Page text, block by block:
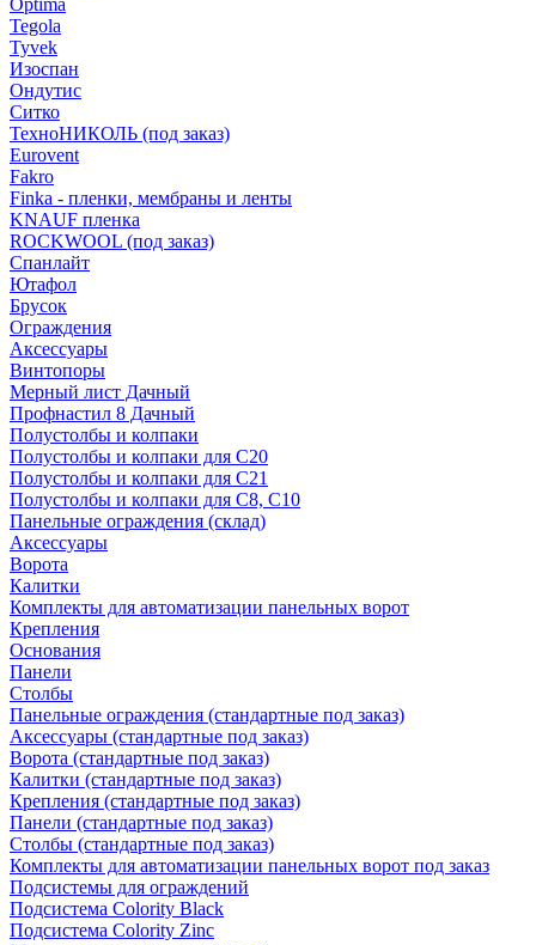
Optima
Tegola
Tyvek
Изоспан
Ондутис
Ситко
ТехноНИКОЛЬ (под заказ)
Eurovent
Fakro
Finka - пленки, мембраны и ленты
KNAUF пленка
ROCKWOOL (под заказ)
Спанлайт
Ютафол
Брусок
Ограждения
Аксессуары
Винтопоры
Мерный лист Дачный
Профнастил 8 Дачный
Полустолбы и колпаки
Полустолбы и колпаки для С20
Полустолбы и колпаки для С21
Полустолбы и колпаки для С8, С10
Панельные ограждения (склад)
Аксессуары
Ворота
Калитки
Комплекты для автоматизации панельных ворот
Крепления
Основания
Панели
Столбы
Панельные ограждения (стандартные под заказ)
Аксессуары (стандартные под заказ)
Ворота (стандартные под заказ)
Калитки (стандартные под заказ)
Крепления (стандартные под заказ)
Панели (стандартные под заказ)
Столбы (стандартные под заказ)
Комплекты для автоматизации панельных ворот под заказ
Подсистемы для ограждений
Подсистема Colority Black
Подсистема Colority Zinc